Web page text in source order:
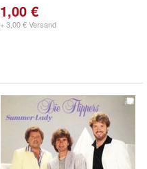
1,00 €
+ 3,00 € Versand